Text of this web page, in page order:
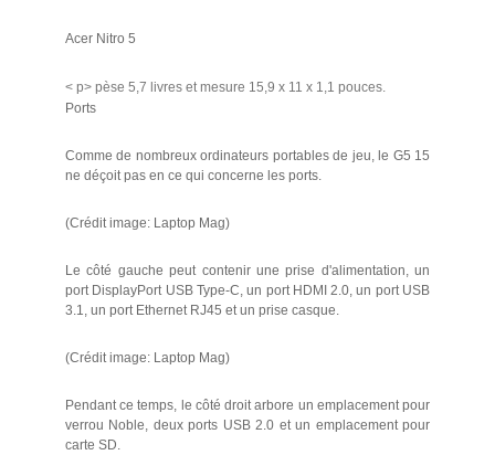
Acer Nitro 5
< p> pèse 5,7 livres et mesure 15,9 x 11 x 1,1 pouces.
Ports
Comme de nombreux ordinateurs portables de jeu, le G5 15
ne déçoit pas en ce qui concerne les ports.
(Crédit image: Laptop Mag)
Le côté gauche peut contenir une prise d'alimentation, un
port DisplayPort USB Type-C, un port HDMI 2.0, un port USB
3.1, un port Ethernet RJ45 et un prise casque.
(Crédit image: Laptop Mag)
Pendant ce temps, le côté droit arbore un emplacement pour
verrou Noble, deux ports USB 2.0 et un emplacement pour
carte SD.